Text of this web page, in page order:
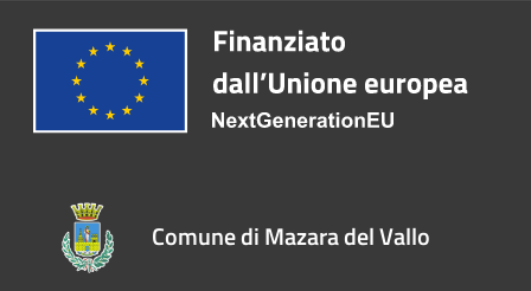
Comune di Mazara del Vallo